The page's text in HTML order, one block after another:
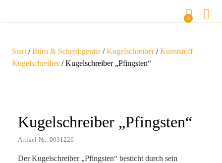
0
Start /Büro & Schreibgeräte /Kugelschreiber/Kunststoff
Kugelschreiber/ Kugelschreiber „Pfingsten“
Kugelschreiber „Pfingsten“
Artikel-Nr.: 0031226
Der Kugelschreiber „Pfingsten“ besticht durch sein